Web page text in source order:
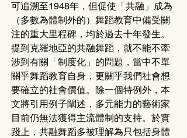
可追溯至1948年，但促使「共融」成為
（多數為體制外的）舞蹈教育中備受關
注的重大里程碑，均於過去十年發生。
提到克羅地亞的共融舞蹈，就不能不牽
涉到有關「制度化」的問題，當中不單
關乎舞蹈教育自身，更關乎我們社會想
要確立的社會價值。除一個特例外，本
文將引用例子闡述，多元能力的藝術家
目前仍無法獲得主流體制的支持。於實
踐上，共融舞蹈多被理解為只包括身體